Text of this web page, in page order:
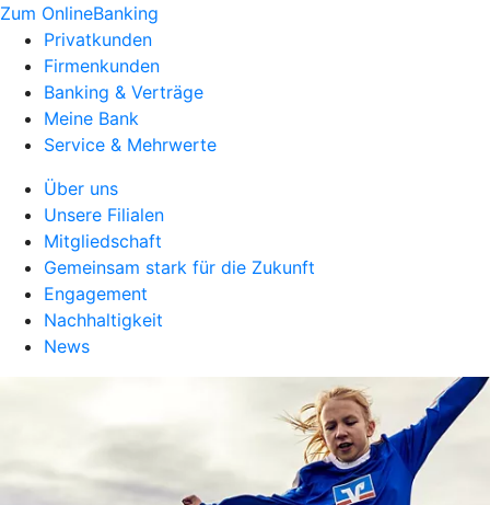
Zum OnlineBanking
Privatkunden
Firmenkunden
Banking & Verträge
Meine Bank
Service & Mehrwerte
Über uns
Unsere Filialen
Mitgliedschaft
Gemeinsam stark für die Zukunft
Engagement
Nachhaltigkeit
News